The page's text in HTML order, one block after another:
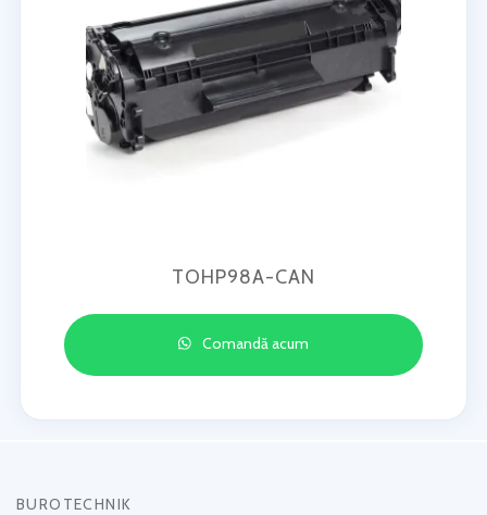
TOHP98A-CAN
Comandă acum
BUROTECHNIK